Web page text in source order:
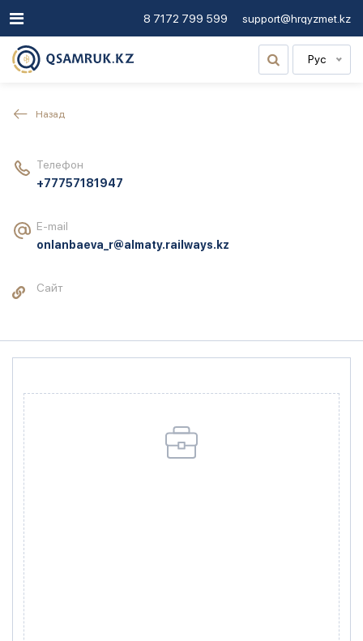
8 7172 799 599 support@hrqyzmet.kz
Рус
Назад
Телефон
+77757181947
E-mail
onlanbaeva_r@almaty.railways.kz
Сайт